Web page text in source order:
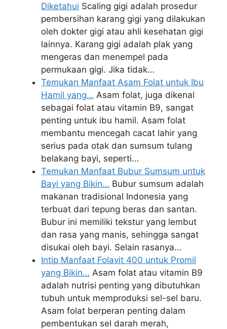
Diketahui Scaling gigi adalah prosedur
pembersihan karang gigi yang dilakukan
oleh dokter gigi atau ahli kesehatan gigi
lainnya. Karang gigi adalah plak yang
mengeras dan menempel pada
permukaan gigi. Jika tidak…
Temukan Manfaat Asam Folat untuk Ibu
Hamil yang… Asam folat, juga dikenal
sebagai folat atau vitamin B9, sangat
penting untuk ibu hamil. Asam folat
membantu mencegah cacat lahir yang
serius pada otak dan sumsum tulang
belakang bayi, seperti…
Temukan Manfaat Bubur Sumsum untuk
Bayi yang Bikin… Bubur sumsum adalah
makanan tradisional Indonesia yang
terbuat dari tepung beras dan santan.
Bubur ini memiliki tekstur yang lembut
dan rasa yang manis, sehingga sangat
disukai oleh bayi. Selain rasanya…
Intip Manfaat Folavit 400 untuk Promil
yang Bikin… Asam folat atau vitamin B9
adalah nutrisi penting yang dibutuhkan
tubuh untuk memproduksi sel-sel baru.
Asam folat berperan penting dalam
pembentukan sel darah merah,